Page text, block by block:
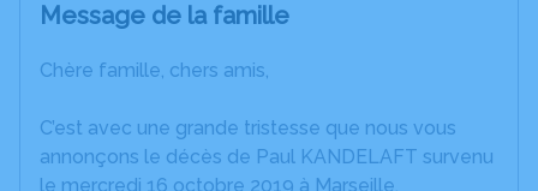
Message de la famille
Chère famille, chers amis,
C’est avec une grande tristesse que nous vous
annonçons le décès de Paul KANDELAFT survenu
le mercredi 16 octobre 2019 à Marseille.